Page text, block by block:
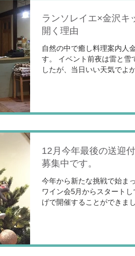
ランソレイエ×金沢キ
開く理由
自然の中で癒し料理案内人
す。 イベント前夜は雷と雪
したが、当日いい天気でよ
12月今年最後の送迎
募集中です。
今年から新たな挑戦で始ま
ワイン会5月からスタートし
げで開催することができま